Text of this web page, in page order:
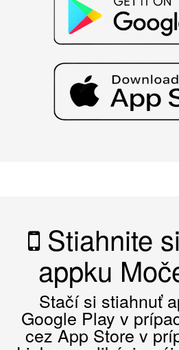
Stiahnite
appku
Stačí si stiahnuť
Google Play v
cez App Store v